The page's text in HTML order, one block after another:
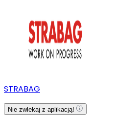
STRABAG
Nie zwlekaj z aplikacją!